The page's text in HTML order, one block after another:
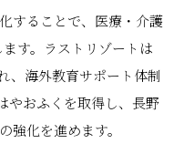
することで、医療・介護
す。ラストリゾートは
、海外教育サポート体制
やおふくを取得し、長野
強化を進めます。